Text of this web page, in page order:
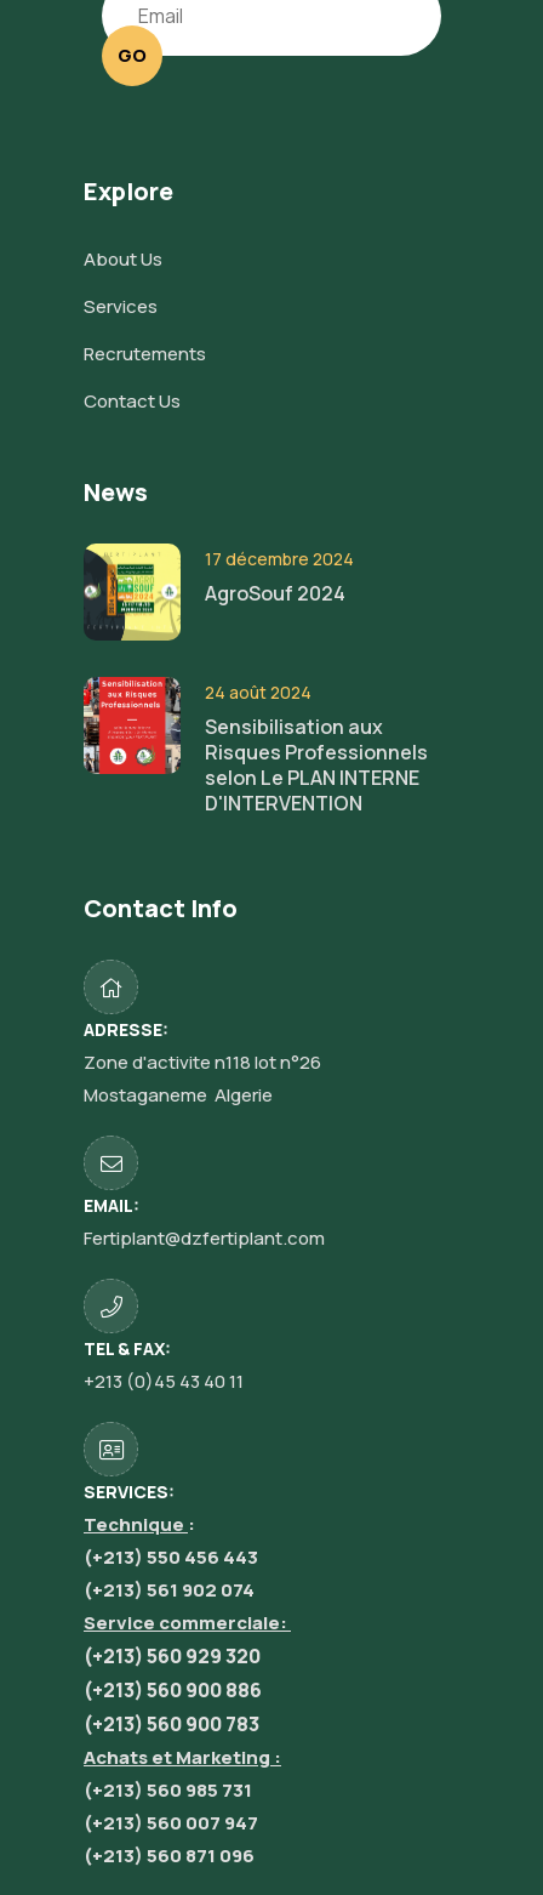
GO
Explore
About Us
Services
Recrutements
Contact Us
News
17 décembre 2024
AgroSouf 2024
24 août 2024
Sensibilisation aux
Risques Professionnels
selon Le PLAN INTERNE
D'INTERVENTION
Contact Info
ADRESSE:
Zone d'activite n118 lot n°26
Mostaganeme Algerie
EMAIL:
Fertiplant@dzfertiplant.com
TEL & FAX:
+213 (0)45 43 40 11
SERVICES:
Technique :
(+213) 550 456 443
(+213) 561 902 074
Service commerciale:
(+213) 560 929 320
(+213) 560 900 886
(+213) 560 900 783
Achats et Marketing :
(+213) 560 985 731
(+213) 560 007 947
(+213) 560 871 096